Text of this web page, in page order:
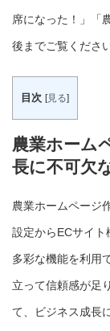
席になった！」「
後までご覧ください
目次 [見る]
農業ホーム
長に不可欠
農業ホームページ
設定からECサイ
多彩な機能を利用
立って信頼感が足
て、ビジネス成長